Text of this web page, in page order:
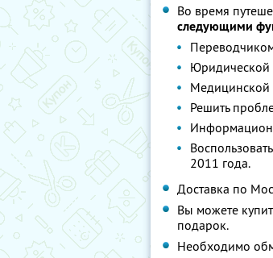
Во время
следующими
Решить
2011 года.
Доставка по
Вы можете
подарок.
Необходимо